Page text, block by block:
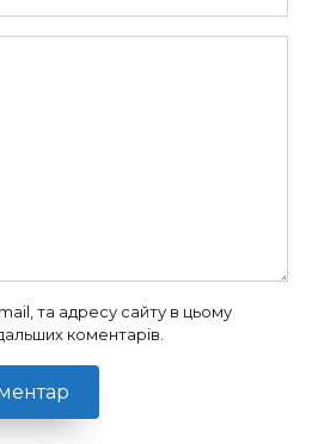
та адресу сайту в цьому
коментарів.